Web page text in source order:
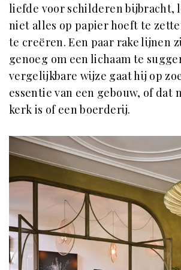
liefde voor schilderen bijbracht,
niet alles op papier hoeft te
te creëren. Een paar rake lijnen
genoeg om een lichaam te
vergelijkbare wijze gaat hij op
essentie van een gebouw, of dat
kerk is of een boerderij.